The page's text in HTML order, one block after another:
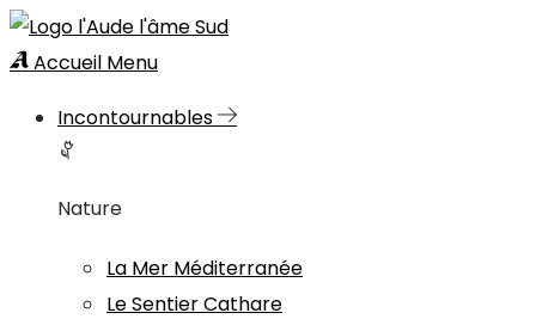
Accueil Menu
Incontournables
Nature
La Mer Méditerranée
Le Sentier Cathare